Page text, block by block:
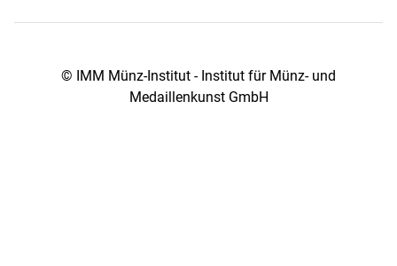
© IMM Münz-Institut - Institut für Münz- und
Medaillenkunst GmbH